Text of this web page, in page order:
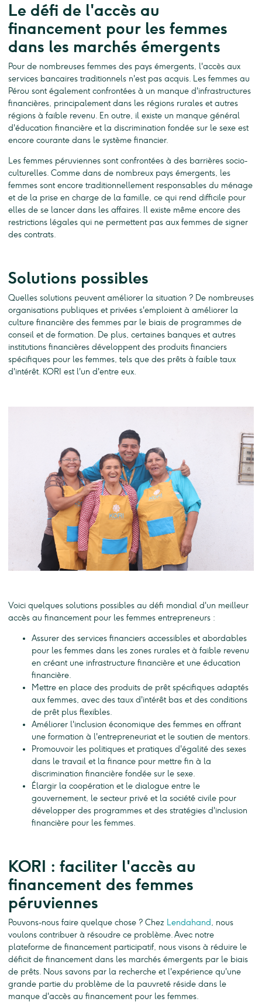
Le défi de l'accès au
financement pour les femmes
dans les marchés émergents
Pour de nombreuses femmes des pays émergents, l'accès aux
services bancaires traditionnels n'est pas acquis. Les femmes au
Pérou sont également confrontées à un manque d'infrastructures
financières, principalement dans les régions rurales et autres
régions à faible revenu. En outre, il existe un manque général
d'éducation financière et la discrimination fondée sur le sexe est
encore courante dans le système financier.
Les femmes péruviennes sont confrontées à des barrières socio-
culturelles. Comme dans de nombreux pays émergents, les
femmes sont encore traditionnellement responsables du ménage
et de la prise en charge de la famille, ce qui rend difficile pour
elles de se lancer dans les affaires. Il existe même encore des
restrictions légales qui ne permettent pas aux femmes de signer
des contrats.
Solutions possibles
Quelles solutions peuvent améliorer la situation ? De nombreuses
organisations publiques et privées s'emploient à améliorer la
culture financière des femmes par le biais de programmes de
conseil et de formation. De plus, certaines banques et autres
institutions financières développent des produits financiers
spécifiques pour les femmes, tels que des prêts à faible taux
d'intérêt. KORI est l'un d'entre eux.
Voici quelques solutions possibles au défi mondial d'un meilleur
accès au financement pour les femmes entrepreneurs :
Assurer des services financiers accessibles et abordables
pour les femmes dans les zones rurales et à faible revenu
en créant une infrastructure financière et une éducation
financière.
Mettre en place des produits de prêt spécifiques adaptés
aux femmes, avec des taux d'intérêt bas et des conditions
de prêt plus flexibles.
Améliorer l'inclusion économique des femmes en offrant
une formation à l'entrepreneuriat et le soutien de mentors.
Promouvoir les politiques et pratiques d'égalité des sexes
dans le travail et la finance pour mettre fin à la
discrimination financière fondée sur le sexe.
Élargir la coopération et le dialogue entre le
gouvernement, le secteur privé et la société civile pour
développer des programmes et des stratégies d'inclusion
financière pour les femmes.
KORI : faciliter l'accès au
financement des femmes
péruviennes
Pouvons-nous faire quelque chose ? Chez Lendahand, nous
voulons contribuer à résoudre ce problème. Avec notre
plateforme de financement participatif, nous visons à réduire le
déficit de financement dans les marchés émergents par le biais
de prêts. Nous savons par la recherche et l'expérience qu'une
grande partie du problème de la pauvreté réside dans le
manque d'accès au financement pour les femmes.